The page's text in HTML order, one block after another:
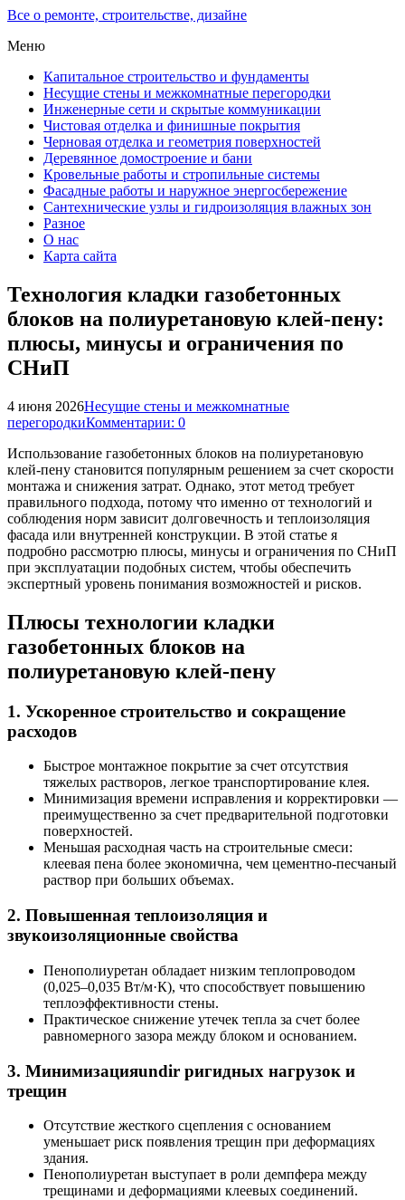
Все о ремонте, строительстве, дизайне
Меню
Капитальное строительство и фундаменты
Несущие стены и межкомнатные перегородки
Инженерные сети и скрытые коммуникации
Чистовая отделка и финишные покрытия
Черновая отделка и геометрия поверхностей
Деревянное домостроение и бани
Кровельные работы и стропильные системы
Фасадные работы и наружное энергосбережение
Сантехнические узлы и гидроизоляция влажных зон
Разное
О нас
Карта сайта
Технология кладки газобетонных
блоков на полиуретановую клей-пену:
плюсы, минусы и ограничения по
СНиП
4 июня 2026Несущие стены и межкомнатные
перегородкиКомментарии: 0
Использование газобетонных блоков на полиуретановую
клей-пену становится популярным решением за счет скорости
монтажа и снижения затрат. Однако, этот метод требует
правильного подхода, потому что именно от технологий и
соблюдения норм зависит долговечность и теплоизоляция
фасада или внутренней конструкции. В этой статье я
подробно рассмотрю плюсы, минусы и ограничения по СНиП
при эксплуатации подобных систем, чтобы обеспечить
экспертный уровень понимания возможностей и рисков.
Плюсы технологии кладки
газобетонных блоков на
полиуретановую клей-пену
1. Ускоренное строительство и сокращение
расходов
Быстрое монтажное покрытие за счет отсутствия
тяжелых растворов, легкое транспортирование клея.
Минимизация времени исправления и корректировки —
преимущественно за счет предварительной подготовки
поверхностей.
Меньшая расходная часть на строительные смеси:
клеевая пена более экономична, чем цементно-песчаный
раствор при больших объемах.
2. Повышенная теплоизоляция и
звукоизоляционные свойства
Пенополиуретан обладает низким теплопроводом
(0,025–0,035 Вт/м·К), что способствует повышению
теплоэффективности стены.
Практическое снижение утечек тепла за счет более
равномерного зазора между блоком и основанием.
3. Минимизацияundir ригидных нагрузок и
трещин
Отсутствие жесткого сцепления с основанием
уменьшает риск появления трещин при деформациях
здания.
Пенополиуретан выступает в роли демпфера между
трещинами и деформациями клеевых соединений.